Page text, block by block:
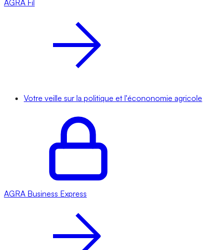
AGRA Fil
Votre veille sur la politique et l'écononomie agricole
AGRA Business Express